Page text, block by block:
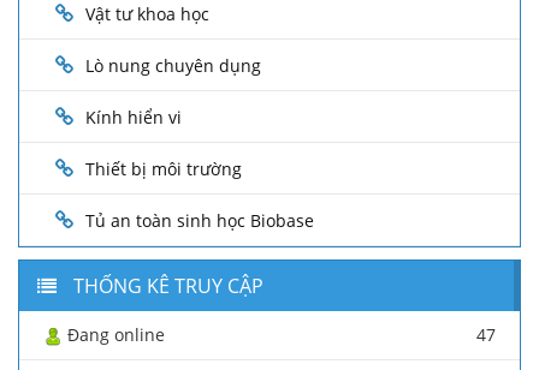
Vật tư khoa học
Lò nung chuyên dụng
Kính hiển vi
Thiết bị môi trường
Tủ an toàn sinh học Biobase
THỐNG KÊ TRUY CẬP
Đang online 47